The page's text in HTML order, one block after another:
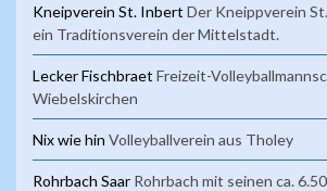
Kneipverein St. Inbert Der Kneippverein
ein Traditionsverein der Mittelstadt.
Lecker Fischbraet Freizeit-
Wiebelskirchen
Nix wie hin Volleyballverein aus Tholey
Rohrbach Saar Rohrbach mit seinen ca.